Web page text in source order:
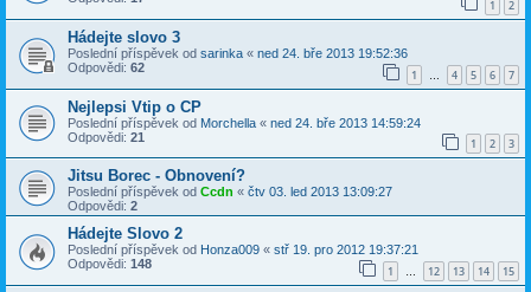
1 2
Hádejte slovo 3
Poslední příspěvek od sarinka « ned 24. bře 2013 19:52:36
Odpovědi: 62 1 … 4 5 6 7
Nejlepsi Vtip o CP
Poslední příspěvek od Morchella « ned 24. bře 2013 14:59:24
Odpovědi: 21 1 2 3
Jitsu Borec - Obnovení?
Poslední příspěvek od Ccdn « čtv 03. led 2013 13:09:27
Odpovědi: 2
Hádejte Slovo 2
Poslední příspěvek od Honza009 « stř 19. pro 2012 19:37:21
Odpovědi: 148 1 … 12 13 14 15